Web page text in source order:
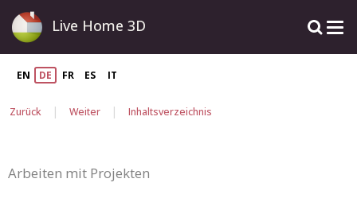
Live Home 3D
EN DE FR ES IT
Zurück | Weiter | Inhaltsverzeichnis
Arbeiten mit Projekten